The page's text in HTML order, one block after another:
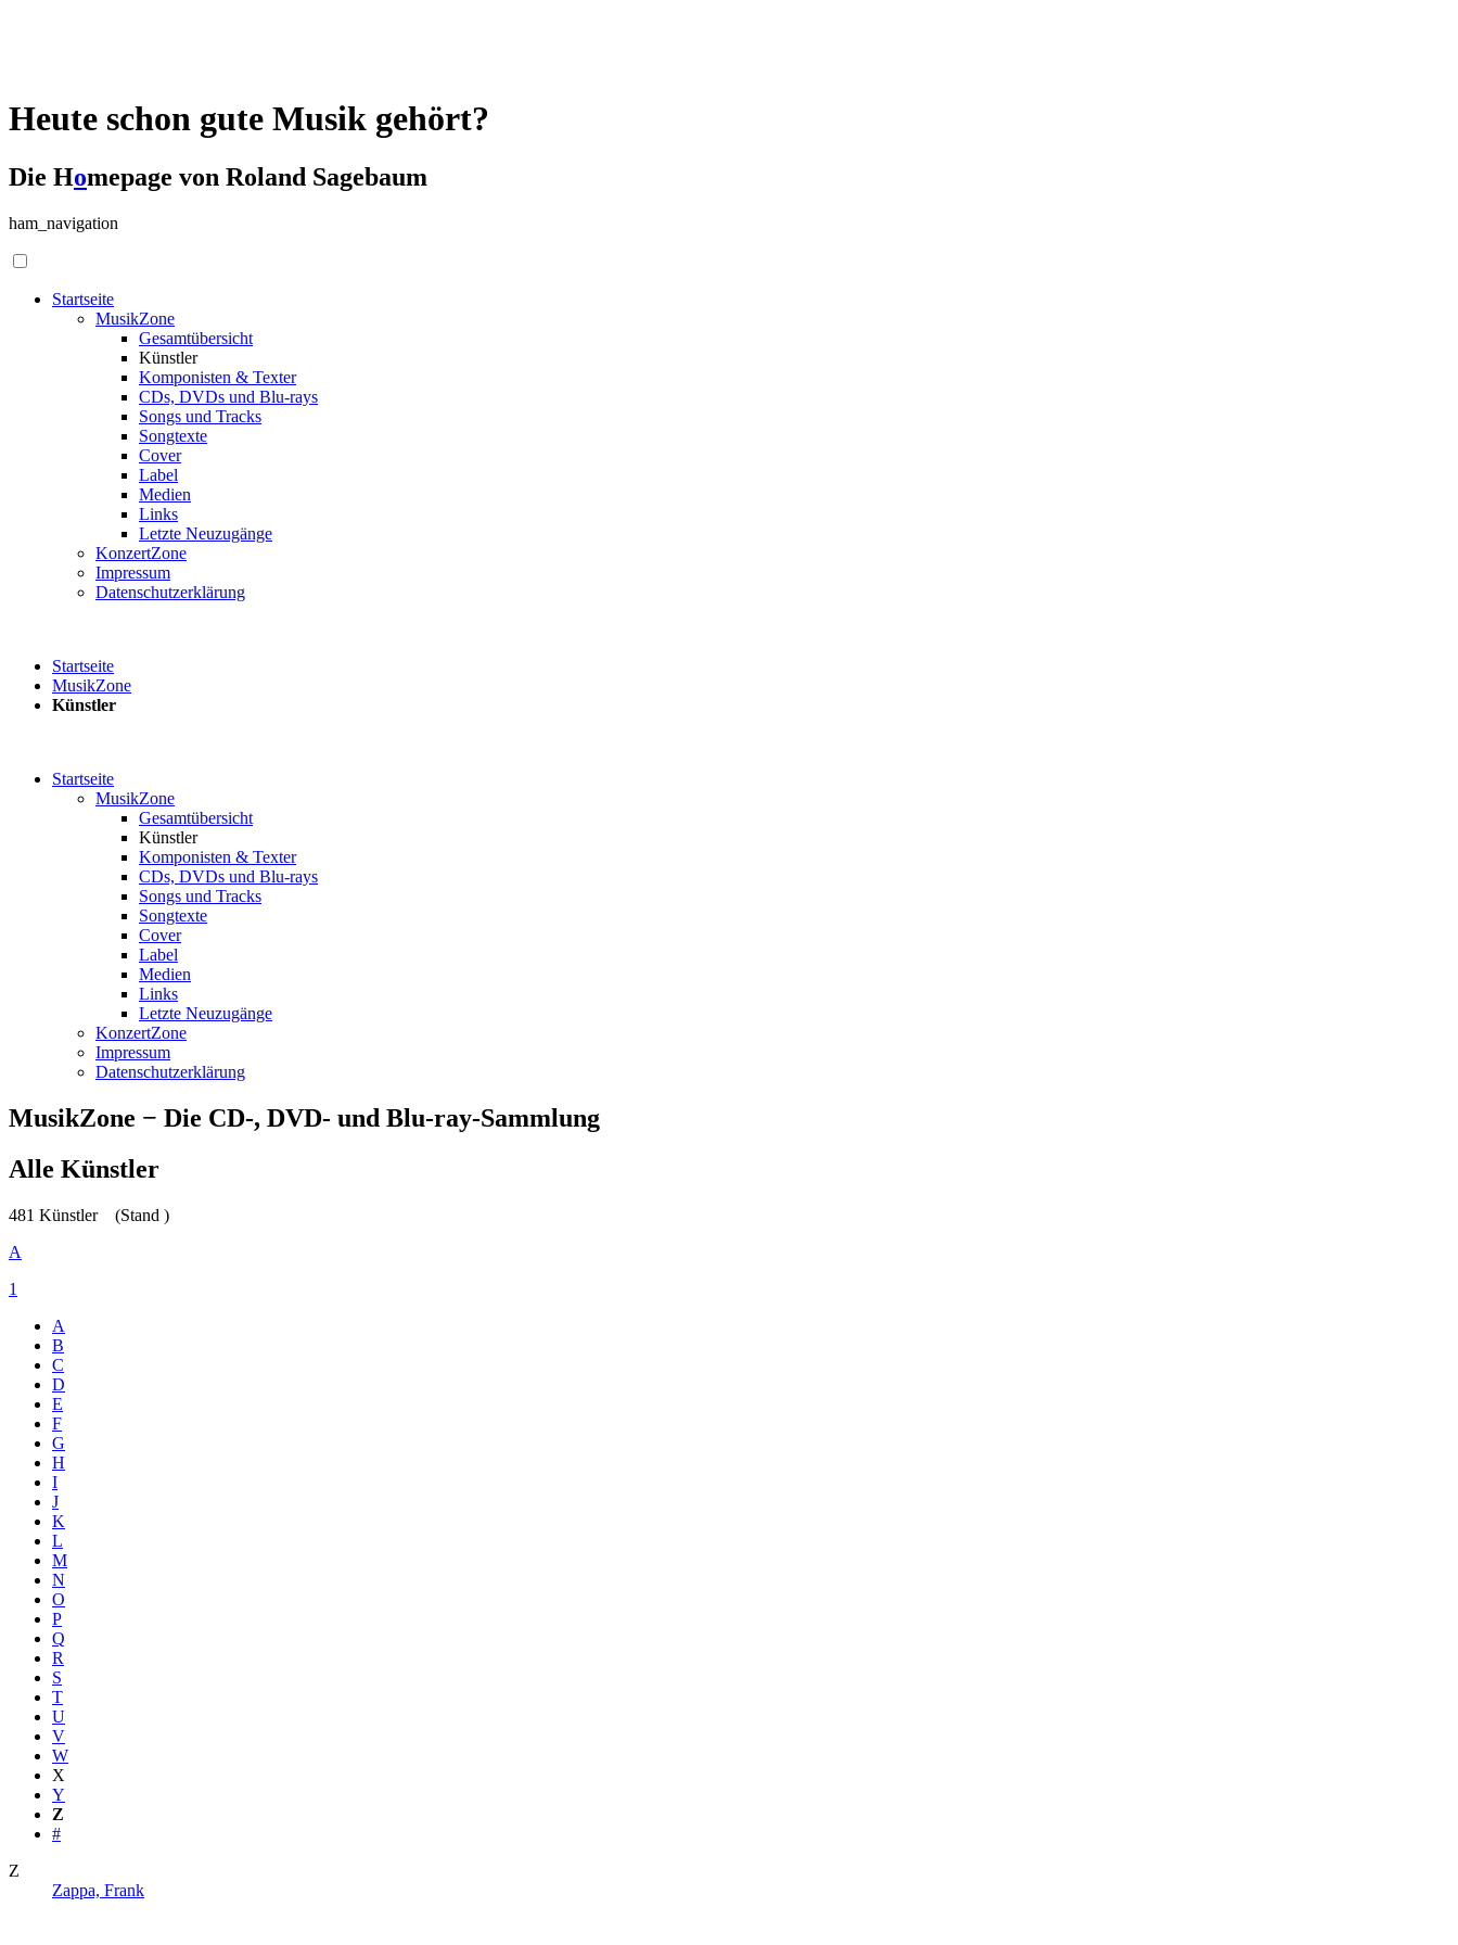
Heute schon gute Musik gehört?
Die Homepage von Roland Sagebaum
ham_navigation
Startseite
MusikZone
Gesamtübersicht
Künstler
Komponisten & Texter
CDs, DVDs und Blu-rays
Songs und Tracks
Songtexte
Cover
Label
Medien
Links
Letzte Neuzugänge
KonzertZone
Impressum
Datenschutzerklärung
Startseite
MusikZone
Künstler
Startseite
MusikZone
Gesamtübersicht
Künstler
Komponisten & Texter
CDs, DVDs und Blu-rays
Songs und Tracks
Songtexte
Cover
Label
Medien
Links
Letzte Neuzugänge
KonzertZone
Impressum
Datenschutzerklärung
MusikZone − Die CD-, DVD- und Blu-ray-Sammlung
Alle Künstler
481 Künstler
(Stand )
A
1
A
B
C
D
E
F
G
H
I
J
K
L
M
N
O
P
Q
R
S
T
U
V
W
X
Y
Z
#
Z
Zappa, Frank